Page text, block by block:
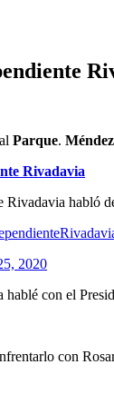
Parque. Méndez
Rivadavia
habló
2020
con el
con